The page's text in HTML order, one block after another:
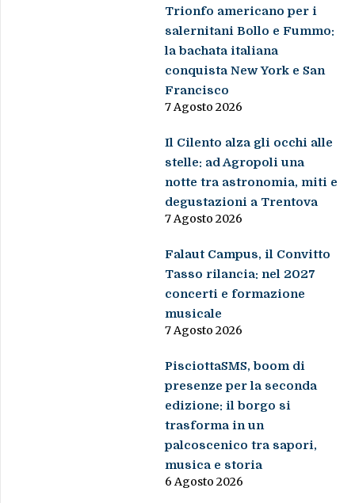
Trionfo americano per i
salernitani Bollo e Fummo:
la bachata italiana
conquista New York e San
Francisco
7 Agosto 2026
Il Cilento alza gli occhi alle
stelle: ad Agropoli una
notte tra astronomia, miti e
degustazioni a Trentova
7 Agosto 2026
Falaut Campus, il Convitto
Tasso rilancia: nel 2027
concerti e formazione
musicale
7 Agosto 2026
PisciottaSMS, boom di
presenze per la seconda
edizione: il borgo si
trasforma in un
palcoscenico tra sapori,
musica e storia
6 Agosto 2026